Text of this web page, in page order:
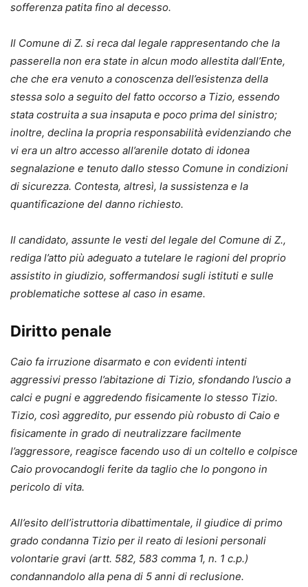
sofferenza patita fino al decesso.
Il Comune di Z. si reca dal legale rappresentando che la
passerella non era state in alcun modo allestita dall’Ente,
che che era venuto a conoscenza dell’esistenza della
stessa solo a seguito del fatto occorso a Tizio, essendo
stata costruita a sua insaputa e poco prima del sinistro;
inoltre, declina la propria responsabilità evidenziando che
vi era un altro accesso all’arenile dotato di idonea
segnalazione e tenuto dallo stesso Comune in condizioni
di sicurezza. Contesta, altresì, la sussistenza e la
quantificazione del danno richiesto.
Il candidato, assunte le vesti del legale del Comune di Z.,
rediga l’atto più adeguato a tutelare le ragioni del proprio
assistito in giudizio, soffermandosi sugli istituti e sulle
problematiche sottese al caso in esame.
Diritto penale
Caio fa irruzione disarmato e con evidenti intenti
aggressivi presso l’abitazione di Tizio, sfondando l’uscio a
calci e pugni e aggredendo fisicamente lo stesso Tizio.
Tizio, così aggredito, pur essendo più robusto di Caio e
fisicamente in grado di neutralizzare facilmente
l’aggressore, reagisce facendo uso di un coltello e colpisce
Caio provocandogli ferite da taglio che lo pongono in
pericolo di vita.
All’esito dell’istruttoria dibattimentale, il giudice di primo
grado condanna Tizio per il reato di lesioni personali
volontarie gravi (artt. 582, 583 comma 1, n. 1 c.p.)
condannandolo alla pena di 5 anni di reclusione.